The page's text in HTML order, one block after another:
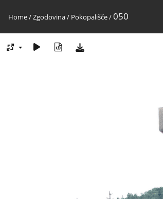
Home/Zgodovina/ Pokopališče/050